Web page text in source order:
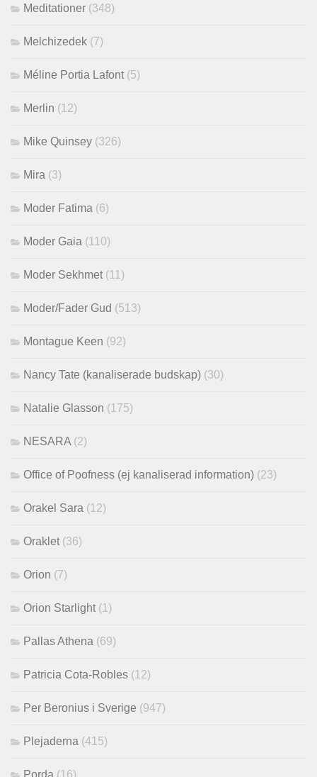
Meditationer (348)
Melchizedek (7)
Méline Portia Lafont (5)
Merlin (12)
Mike Quinsey (326)
Mira (3)
Moder Fatima (6)
Moder Gaia (110)
Moder Sekhmet (11)
Moder/Fader Gud (513)
Montague Keen (92)
Nancy Tate (kanaliserade budskap) (30)
Natalie Glasson (175)
NESARA (2)
Office of Poofness (ej kanaliserad information) (23)
Orakel Sara (12)
Oraklet (36)
Orion (7)
Orion Starlight (1)
Pallas Athena (69)
Patricia Cota-Robles (12)
Per Beronius i Sverige (947)
Plejaderna (415)